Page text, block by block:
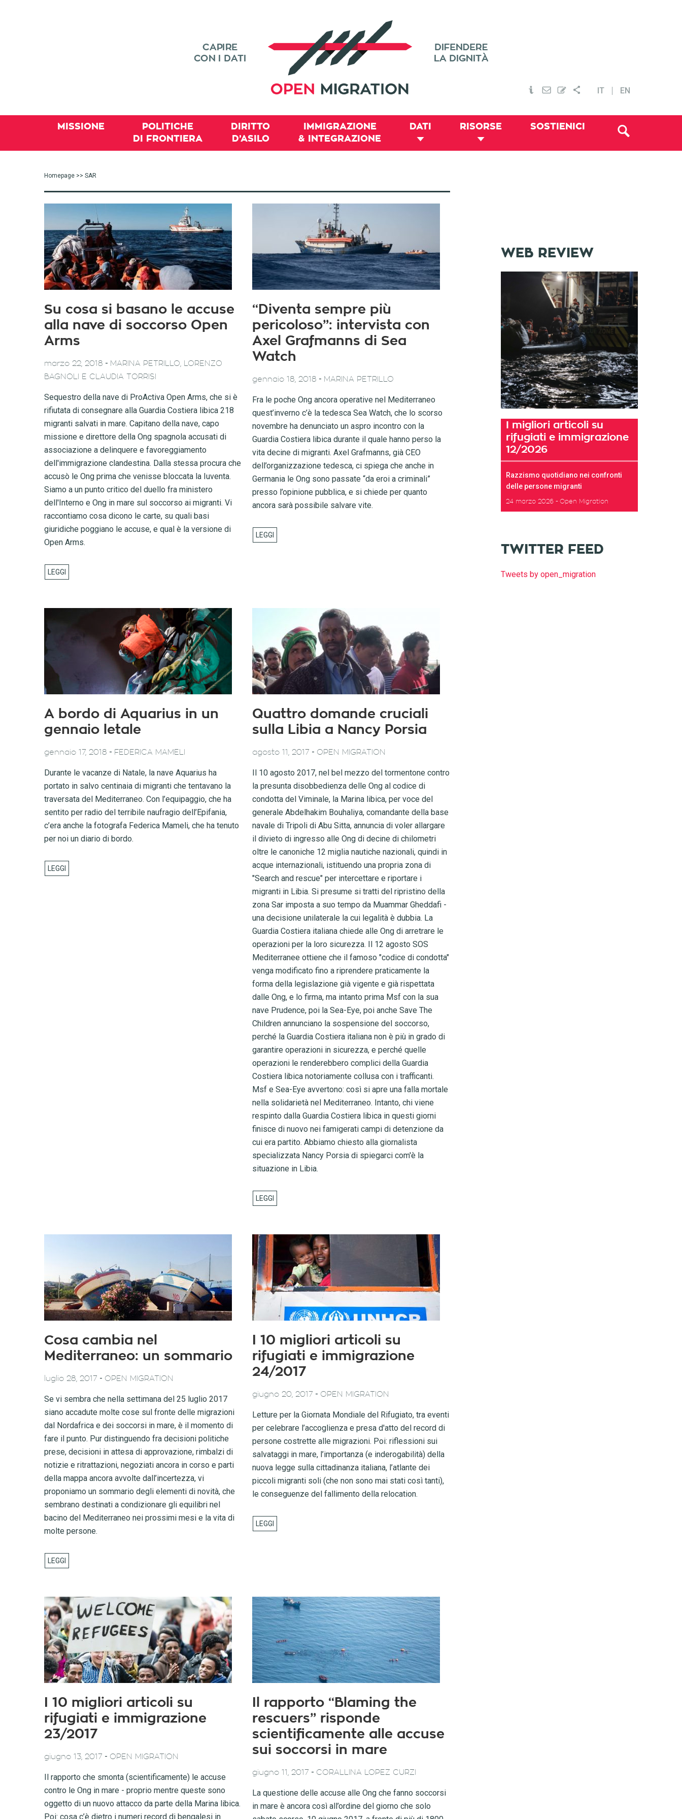
IT EN
MISSIONE
POLITICHE
DI FRONTIERA
DIRITTO
D’ASILO
IMMIGRAZIONE
& INTEGRAZIONE
DATI RISORSE SOSTIENICI
Homepage >> SAR
Su cosa si basano le accuse
alla nave di soccorso Open
Arms
marzo 22, 2018 - MARINA PETRILLO, LORENZO
BAGNOLI E CLAUDIA TORRISI
Sequestro della nave di ProActiva Open Arms, che si è
rifiutata di consegnare alla Guardia Costiera libica 218
migranti salvati in mare. Capitano della nave, capo
missione e direttore della Ong spagnola accusati di
associazione a delinquere e favoreggiamento
dell'immigrazione clandestina. Dalla stessa procura che
accusò le Ong prima che venisse bloccata la Iuventa.
Siamo a un punto critico del duello fra ministero
dell'Interno e Ong in mare sul soccorso ai migranti. Vi
raccontiamo cosa dicono le carte, su quali basi
giuridiche poggiano le accuse, e qual è la versione di
Open Arms.
“Diventa sempre più
pericoloso”: intervista con
Axel Grafmanns di Sea
Watch
gennaio 18, 2018 - MARINA PETRILLO
Fra le poche Ong ancora operative nel Mediterraneo
quest’inverno c’è la tedesca Sea Watch, che lo scorso
novembre ha denunciato un aspro incontro con la
Guardia Costiera libica durante il quale hanno perso la
vita decine di migranti. Axel Grafmanns, già CEO
dell’organizzazione tedesca, ci spiega che anche in
Germania le Ong sono passate “da eroi a criminali”
presso l’opinione pubblica, e si chiede per quanto
ancora sarà possibile salvare vite.
A bordo di Aquarius in un
gennaio letale
gennaio 17, 2018 - FEDERICA MAMELI
Durante le vacanze di Natale, la nave Aquarius ha
portato in salvo centinaia di migranti che tentavano la
traversata del Mediterraneo. Con l’equipaggio, che ha
sentito per radio del terribile naufragio dell’Epifania,
c’era anche la fotografa Federica Mameli, che ha tenuto
per noi un diario di bordo.
Quattro domande cruciali
sulla Libia a Nancy Porsia
agosto 11, 2017 - OPEN MIGRATION
Il 10 agosto 2017, nel bel mezzo del tormentone contro
la presunta disobbedienza delle Ong al codice di
condotta del Viminale, la Marina libica, per voce del
generale Abdelhakim Bouhaliya, comandante della base
navale di Tripoli di Abu Sitta, annuncia di voler allargare
il divieto di ingresso alle Ong di decine di chilometri
oltre le canoniche 12 miglia nautiche nazionali, quindi in
acque internazionali, istituendo una propria zona di
"Search and rescue" per intercettare e riportare i
migranti in Libia. Si presume si tratti del ripristino della
zona Sar imposta a suo tempo da Muammar Gheddafi -
una decisione unilaterale la cui legalità è dubbia. La
Guardia Costiera italiana chiede alle Ong di arretrare le
operazioni per la loro sicurezza. Il 12 agosto SOS
Mediterranee ottiene che il famoso "codice di condotta"
venga modificato fino a riprendere praticamente la
forma della legislazione già vigente e già rispettata
dalle Ong, e lo firma, ma intanto prima Msf con la sua
nave Prudence, poi la Sea-Eye, poi anche Save The
Children annunciano la sospensione del soccorso,
perché la Guardia Costiera italiana non è più in grado di
garantire operazioni in sicurezza, e perché quelle
operazioni le renderebbero complici della Guardia
Costiera libica notoriamente collusa con i trafficanti.
Msf e Sea-Eye avvertono: così si apre una falla mortale
nella solidarietà nel Mediterraneo. Intanto, chi viene
respinto dalla Guardia Costiera libica in questi giorni
finisce di nuovo nei famigerati campi di detenzione da
cui era partito. Abbiamo chiesto alla giornalista
specializzata Nancy Porsia di spiegarci com'è la
situazione in Libia.
Cosa cambia nel
Mediterraneo: un sommario
luglio 28, 2017 - OPEN MIGRATION
Se vi sembra che nella settimana del 25 luglio 2017
siano accadute molte cose sul fronte delle migrazioni
dal Nordafrica e dei soccorsi in mare, è il momento di
fare il punto. Pur distinguendo fra decisioni politiche
prese, decisioni in attesa di approvazione, rimbalzi di
notizie e ritrattazioni, negoziati ancora in corso e parti
della mappa ancora avvolte dall’incertezza, vi
proponiamo un sommario degli elementi di novità, che
sembrano destinati a condizionare gli equilibri nel
bacino del Mediterraneo nei prossimi mesi e la vita di
molte persone.
I 10 migliori articoli su
rifugiati e immigrazione
24/2017
giugno 20, 2017 - OPEN MIGRATION
Letture per la Giornata Mondiale del Rifugiato, tra eventi
per celebrare l’accoglienza e presa d'atto del record di
persone costrette alle migrazioni. Poi: riflessioni sui
salvataggi in mare, l’importanza (e inderogabilità) della
nuova legge sulla cittadinanza italiana, l’atlante dei
piccoli migranti soli (che non sono mai stati così tanti),
le conseguenze del fallimento della relocation.
I 10 migliori articoli su
rifugiati e immigrazione
23/2017
giugno 13, 2017 - OPEN MIGRATION
Il rapporto che smonta (scientificamente) le accuse
contro le Ong in mare - proprio mentre queste sono
oggetto di un nuovo attacco da parte della Marina libica.
Poi: cosa c’è dietro i numeri record di bengalesi in
Il rapporto “Blaming the
rescuers” risponde
scientificamente alle accuse
sui soccorsi in mare
giugno 11, 2017 - CORALLINA LOPEZ CURZI
La questione delle accuse alle Ong che fanno soccorsi
in mare è ancora così all’ordine del giorno che solo
WEB REVIEW
I migliori articoli su
rifugiati e immigrazione
12/2026
Razzismo quotidiano nei confronti
delle persone migranti
24 marzo 2026 Open Migration
TWITTER FEED
Tweets by open_migration